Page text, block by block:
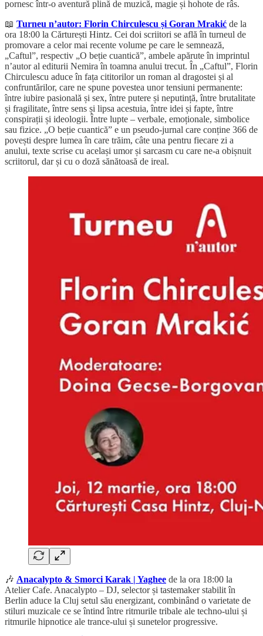
pornesc într-o aventură plină de muzică, magie și hohote de râs.
📖 Turneu n’autor: Florin Chirculescu și Goran Mrakić de la
ora 18:00 la Cărturești Hintz. Cei doi scriitori se află în turneul de
promovare a celor mai recente volume pe care le semnează,
„Caftul”, respectiv „O beție cuantică”, ambele apărute în imprintul
n’autor al editurii Nemira în toamna anului trecut. În „Caftul”, Florin
Chirculescu aduce în fața cititorilor un roman al dragostei și al
confruntărilor, care ne spune povestea unor tensiuni permanente:
între iubire pasională și sex, între putere și neputință, între brutalitate
și fragilitate, între sens și lipsa acestuia, între idei și fapte, între
conspirații și ideologii. Între lupte – verbale, emoționale, simbolice
sau fizice. „O beție cuantică” e un pseudo-jurnal care conține 366 de
povești despre lumea în care trăim, câte una pentru fiecare zi a
anului, texte scrise cu același umor și sarcasm cu care ne-a obișnuit
scriitorul, dar și cu o doză sănătoasă de ireal.
🎶 Anacalypto & Smorci Karak | Yaghee de la ora 18:00 la
Atelier Cafe. Anacalypto – DJ, selector și tastemaker stabilit în
Berlin aduce la Cluj setul său energizant, combinând o varietate de
stiluri muzicale ce se întind între ritmurile tribale ale techno-ului și
ritmurile hipnotice ale trance-ului și sunetelor progressive.